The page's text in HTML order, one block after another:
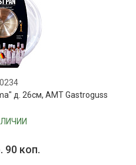
д. 26см, AMT Gastroguss
90 коп.